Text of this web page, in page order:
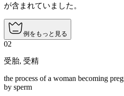
が含まれていました。
例をもっと見る
02
受胎, 受精
the process of a woman becoming
by sperm